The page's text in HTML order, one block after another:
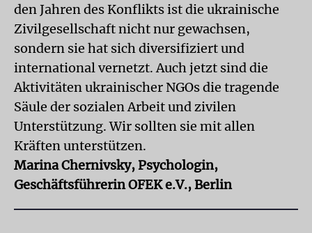
den Jahren des Konflikts ist die ukrainische
Zivilgesellschaft nicht nur gewachsen,
sondern sie hat sich diversifiziert und
international vernetzt. Auch jetzt sind die
Aktivitäten ukrainischer NGOs die tragende
Säule der sozialen Arbeit und zivilen
Unterstützung. Wir sollten sie mit allen
Kräften unterstützen.
Marina Chernivsky, Psychologin,
Geschäftsführerin OFEK e.V., Berlin